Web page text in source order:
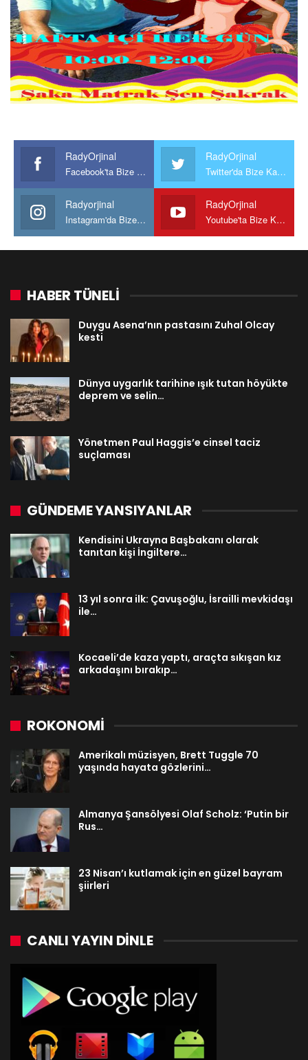
RadyOrjinal
Facebook'ta Bize Katılın
RadyOrjinal
Twitter'da Bize Katılın
Radyorjinal
Instagram'da Bize katılın
RadyOrjinal
Youtube'ta Bize Katılın
HABER TÜNELİ
Duygu Asena’nın pastasını Zuhal Olcay
kesti
Dünya uygarlık tarihine ışık tutan höyükte
deprem ve selin…
Yönetmen Paul Haggis’e cinsel taciz
suçlaması
GÜNDEME YANSIYANLAR
Kendisini Ukrayna Başbakanı olarak
tanıtan kişi İngiltere…
13 yıl sonra ilk: Çavuşoğlu, İsrailli mevkidaşı
ile…
Kocaeli’de kaza yaptı, araçta sıkışan kız
arkadaşını bırakıp…
ROKONOMİ
Amerikalı müzisyen, Brett Tuggle 70
yaşında hayata gözlerini…
Almanya Şansölyesi Olaf Scholz: ‘Putin bir
Rus…
23 Nisan’ı kutlamak için en güzel bayram
şiirleri
CANLI YAYIN DINLE